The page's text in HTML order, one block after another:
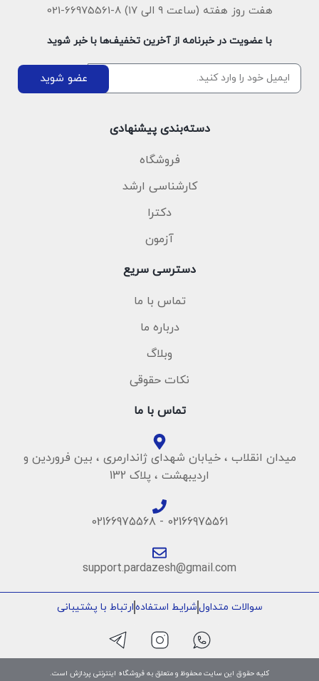
هفت روز هفته (ساعت ۹ الی ۱۷) 8-66975561-021
با عضویت در خبرنامه از آخرین تخفیف‌ها با خبر شوید
عضو شوید
دسته‌بندی پیشنهادی
فروشگاه
کارشناسی ارشد
دکترا
آزمون
دسترسی سریع
تماس با ما
درباره ما
وبلاگ
نکات حقوقی
تماس با ما
میدان انقلاب ، خیابان شهدای ژاندارمری ، بین فروردین و
اردیبهشت ، پلاک 132
02166975561 - 02166975568
support.pardazesh@gmail.com
سوالات متداولشرایط استفادهارتباط با پشتیبانی
کلیه حقوق این سایت محفوظ و متعلق به فروشگاه اینترنتی پردازش است.